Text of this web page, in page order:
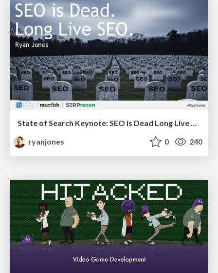
State of Search Keynote: SEO is Dead Long Live SEO
ryanjones
0 240